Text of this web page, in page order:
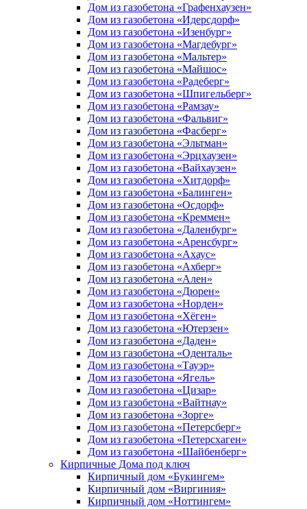
Дом из газобетона «Графенхаузен»
Дом из газобетона «Идерсдорф»
Дом из газобетона «Изенбург»
Дом из газобетона «Магдебург»
Дом из газобетона «Мальтер»
Дом из газобетона «Майшос»
Дом из газобетона «Радеберг»
Дом из газобетона «Шпигельберг»
Дом из газобетона «Рамзау»
Дом из газобетона «Фальвиг»
Дом из газобетона «Фасберг»
Дом из газобетона «Эльтман»
Дом из газобетона «Эрцхаузен»
Дом из газобетона «Вайхаузен»
Дом из газобетона «Хитдорф»
Дом из газобетона «Балинген»
Дом из газобетона «Осдорф»
Дом из газобетона «Креммен»
Дом из газобетона «Даленбург»
Дом из газобетона «Аренсбург»
Дом из газобетона «Ахаус»
Дом из газобетона «Ахберг»
Дом из газобетона «Ален»
Дом из газобетона «Дюрен»
Дом из газобетона «Норден»
Дом из газобетона «Хёген»
Дом из газобетона «Ютерзен»
Дом из газобетона «Даден»
Дом из газобетона «Оденталь»
Дом из газобетона «Тауэр»
Дом из газобетона «Ягель»
Дом из газобетона «Цизар»
Дом из газобетона «Вайтнау»
Дом из газобетона «Зорге»
Дом из газобетона «Петерсберг»
Дом из газобетона «Петерсхаген»
Дом из газобетона «Шайбенберг»
Кирпичные Дома под ключ
Кирпичный дом «Букингем»
Кирпичный дом «Виргиния»
Кирпичный дом «Ноттингем»